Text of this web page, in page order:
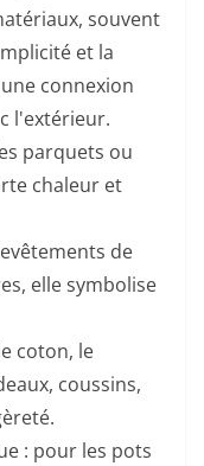
souvent
et la
connexion
l'extérieur.
parquets ou
chaleur et
de
elle symbolise
coton, le
coussins,
: pour les pots